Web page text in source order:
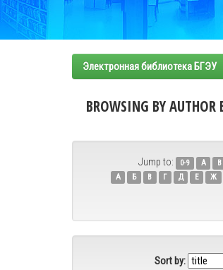
Электронная библиотека БГЭУ
BROWSING BY
Jump to: 0-9 A B
А
Б В Г Д Е Ж
Sort by: